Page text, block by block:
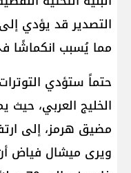
التصدير قد يؤدي
مما يُسبب انكماشًا
حتماً ستؤدي
مضيق هرمز​، إلى
ويرى ميشال فياض